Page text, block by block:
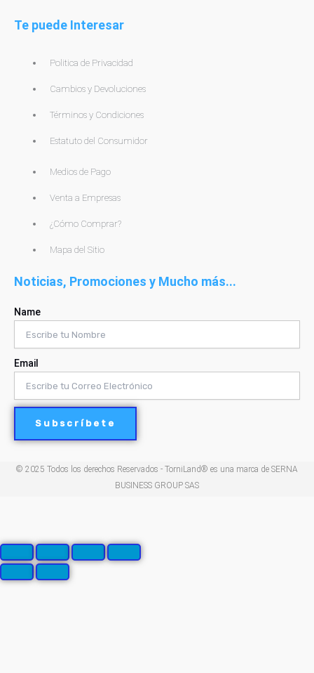
Te puede Interesar
Politica de Privacidad
Cambios y Devoluciones
Términos y Condiciones
Estatuto del Consumidor
Medios de Pago
Venta a Empresas
¿Cómo Comprar?
Mapa del Sitio
Noticias, Promociones y Mucho más...
Name
Email
Subscríbete
© 2025 Todos los derechos Reservados - TorniLand® es una marca de SERNA
BUSINESS GROUP SAS